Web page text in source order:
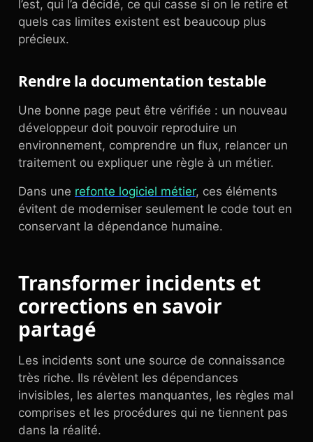
l’est, qui l’a décidé, ce qui casse si on le retire et
quels cas limites existent est beaucoup plus
précieux.
Rendre la documentation testable
Une bonne page peut être vérifiée : un nouveau
développeur doit pouvoir reproduire un
environnement, comprendre un flux, relancer un
traitement ou expliquer une règle à un métier.
Dans une refonte logiciel métier, ces éléments
évitent de moderniser seulement le code tout en
conservant la dépendance humaine.
Transformer incidents et
corrections en savoir
partagé
Les incidents sont une source de connaissance
très riche. Ils révèlent les dépendances
invisibles, les alertes manquantes, les règles mal
comprises et les procédures qui ne tiennent pas
dans la réalité.